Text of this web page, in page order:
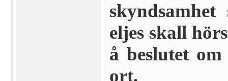
eljes skall
å beslutet
ort.